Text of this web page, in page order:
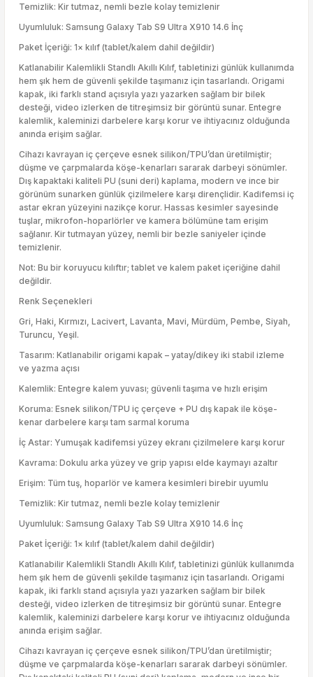
Temizlik: Kir tutmaz, nemli bezle kolay temizlenir
Uyumluluk: Samsung Galaxy Tab S9 Ultra X910 14.6 İnç
Paket İçeriği: 1× kılıf (tablet/kalem dahil değildir)
Katlanabilir Kalemlikli Standlı Akıllı Kılıf, tabletinizi günlük kullanımda
hem şık hem de güvenli şekilde taşımanız için tasarlandı. Origami
kapak, iki farklı stand açısıyla yazı yazarken sağlam bir bilek
desteği, video izlerken de titreşimsiz bir görüntü sunar. Entegre
kalemlik, kaleminizi darbelere karşı korur ve ihtiyacınız olduğunda
anında erişim sağlar.
Cihazı kavrayan iç çerçeve esnek silikon/TPU’dan üretilmiştir;
düşme ve çarpmalarda köşe-kenarları sararak darbeyi sönümler.
Dış kapaktaki kaliteli PU (suni deri) kaplama, modern ve ince bir
görünüm sunarken günlük çizilmelere karşı dirençlidir. Kadifemsi iç
astar ekran yüzeyini nazikçe korur. Hassas kesimler sayesinde
tuşlar, mikrofon-hoparlörler ve kamera bölümüne tam erişim
sağlanır. Kir tutmayan yüzey, nemli bir bezle saniyeler içinde
temizlenir.
Not: Bu bir koruyucu kılıftır; tablet ve kalem paket içeriğine dahil
değildir.
Renk Seçenekleri
Gri, Haki, Kırmızı, Lacivert, Lavanta, Mavi, Mürdüm, Pembe, Siyah,
Turuncu, Yeşil.
Tasarım: Katlanabilir origami kapak – yatay/dikey iki stabil izleme
ve yazma açısı
Kalemlik: Entegre kalem yuvası; güvenli taşıma ve hızlı erişim
Koruma: Esnek silikon/TPU iç çerçeve + PU dış kapak ile köşe-
kenar darbelere karşı tam sarmal koruma
İç Astar: Yumuşak kadifemsi yüzey ekranı çizilmelere karşı korur
Kavrama: Dokulu arka yüzey ve grip yapısı elde kaymayı azaltır
Erişim: Tüm tuş, hoparlör ve kamera kesimleri birebir uyumlu
Temizlik: Kir tutmaz, nemli bezle kolay temizlenir
Uyumluluk: Samsung Galaxy Tab S9 Ultra X910 14.6 İnç
Paket İçeriği: 1× kılıf (tablet/kalem dahil değildir)
Katlanabilir Kalemlikli Standlı Akıllı Kılıf, tabletinizi günlük kullanımda
hem şık hem de güvenli şekilde taşımanız için tasarlandı. Origami
kapak, iki farklı stand açısıyla yazı yazarken sağlam bir bilek
desteği, video izlerken de titreşimsiz bir görüntü sunar. Entegre
kalemlik, kaleminizi darbelere karşı korur ve ihtiyacınız olduğunda
anında erişim sağlar.
Cihazı kavrayan iç çerçeve esnek silikon/TPU’dan üretilmiştir;
düşme ve çarpmalarda köşe-kenarları sararak darbeyi sönümler.